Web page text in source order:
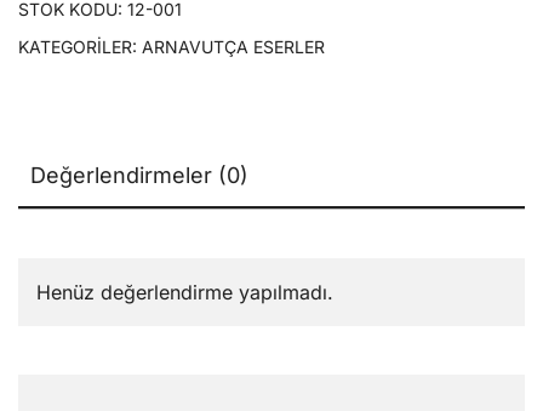
STOK KODU: 12-001
KATEGORILER: ARNAVUTÇA ESERLER
Değerlendirmeler (0)
Henüz değerlendirme yapılmadı.